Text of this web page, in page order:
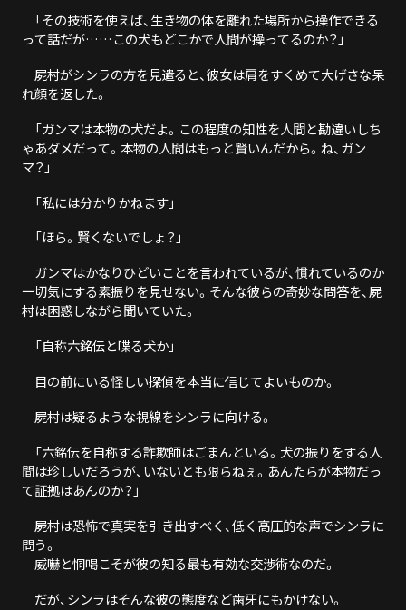
「その技術を使えば、生き物の体を離れた場所から操作できる
って話だが……この犬もどこかで人間が操ってるのか？」
屍村がシンラの方を見遣ると、彼女は肩をすくめて大げさな呆
れ顔を返した。
「ガンマは本物の犬だよ。この程度の知性を人間と勘違いしち
ゃあダメだって。本物の人間はもっと賢いんだから。ね、ガン
マ？」
「私には分かりかねます」
「ほら。賢くないでしょ？」
ガンマはかなりひどいことを言われているが、慣れているのか
一切気にする素振りを見せない。そんな彼らの奇妙な問答を、屍
村は困惑しながら聞いていた。
「自称六銘伝と喋る犬か」
目の前にいる怪しい探偵を本当に信じてよいものか。
屍村は疑るような視線をシンラに向ける。
「六銘伝を自称する詐欺師はごまんといる。犬の振りをする人
間は珍しいだろうが、いないとも限らねぇ。あんたらが本物だっ
て証拠はあんのか？」
屍村は恐怖で真実を引き出すべく、低く高圧的な声でシンラに
問う。
威嚇と恫喝こそが彼の知る最も有効な交渉術なのだ。
だが、シンラはそんな彼の態度など歯牙にもかけない。